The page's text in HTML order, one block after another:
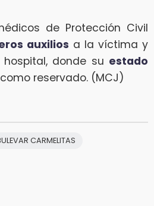
de Protección Civil
auxilios a la víctima y
donde su estado
reservado. (MCJ)
CARMELITAS